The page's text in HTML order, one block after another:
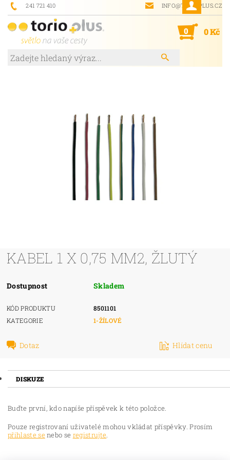
241 721 410 INFO@TORIOPLUS.CZ
0 0 Kč
KABEL 1 X 0,75 MM2, ŽLUTÝ
Dostupnost Skladem
KÓD PRODUKTU
8501101
KATEGORIE
1-ŽÍLOVÉ
Dotaz Hlídat cenu
DISKUZE
Buďte první, kdo napíše příspěvek k této položce.
Pouze registrovaní uživatelé mohou vkládat příspěvky. Prosím
přihlaste senebo se registrujte.